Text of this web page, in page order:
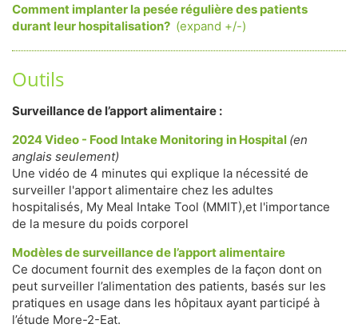
Comment implanter la pesée régulière des patients
durant leur hospitalisation? (expand +/-)
Outils
Surveillance de l’apport alimentaire :
2024 Video - Food Intake Monitoring in Hospital (en
anglais seulement)
Une vidéo de 4 minutes qui explique la nécessité de
surveiller l'apport alimentaire chez les adultes
hospitalisés, My Meal Intake Tool (MMIT),et l'importance
de la mesure du poids corporel
Modèles de surveillance de l’apport alimentaire
Ce document fournit des exemples de la façon dont on
peut surveiller l’alimentation des patients, basés sur les
pratiques en usage dans les hôpitaux ayant participé à
l’étude More-2-Eat.